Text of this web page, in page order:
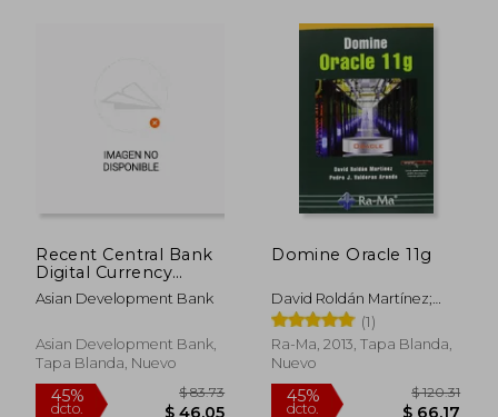
Recent Central Bank
Digital Currency
Developments in Asia
and Their
Inglés)
Asian Development Bank
Asian Development Bank,
Tapa Blanda, Nuevo
Domine Oracle 11g
David Roldán Martínez;
Pedro J. Valderas Aranda
(1)
Ra-Ma, 2013, Tapa Blanda,
Nuevo